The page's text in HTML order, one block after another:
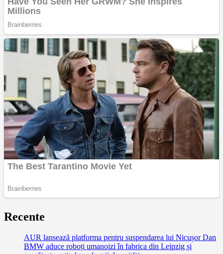
Recente
AUR lansează platforma pentru suspendarea lui Nicușor Dan
BMW aduce roboți umanoizi în fabrica din Leipzig și